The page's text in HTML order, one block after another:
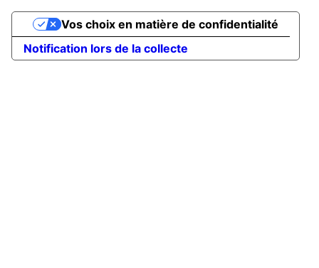
Notification lors de la collecte
Vos choix en matière de confidentialité